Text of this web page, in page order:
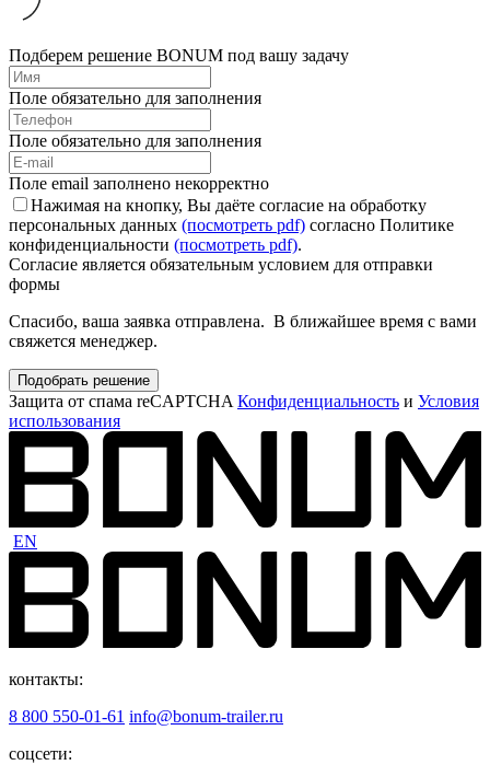
Подберем решение BONUM под вашу задачу
Поле обязательно для заполнения
Поле обязательно для заполнения
Поле email заполнено некорректно
Нажимая на кнопку, Вы даёте согласие на обработку
персональных данных (посмотреть pdf) согласно Политике
конфиденциальности (посмотреть pdf).
Согласие является обязательным условием для отправки
формы
Спасибо, ваша заявка отправлена. В ближайшее время с вами
свяжется менеджер.
Подобрать решение
Защита от спама reCAPTCHA Конфиденциальность и Условия
использования
EN
контакты:
8 800 550-01-61 info@bonum-trailer.ru
соцсети: